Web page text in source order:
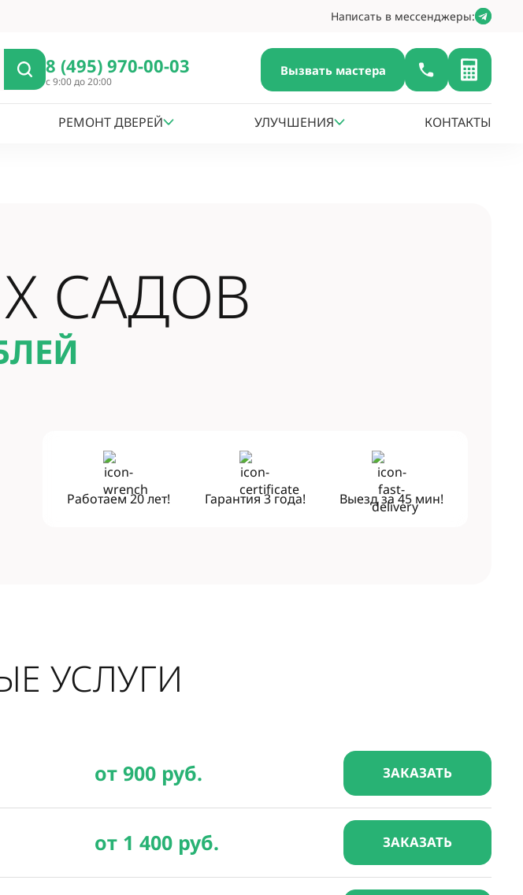
Написать в мессенджеры:
8 (495) 970-00-03
с 9:00 до 20:00
Вызвать мастера
РЕМОНТ ДВЕРЕЙ УЛУЧШЕНИЯ КОНТАКТЫ
САДОВ
Работаем20 лет! Гарантия3 года! Выезд за45 мин!
УСЛУГИ
от 900 руб. ЗАКАЗАТЬ
от 1 400 руб. ЗАКАЗАТЬ